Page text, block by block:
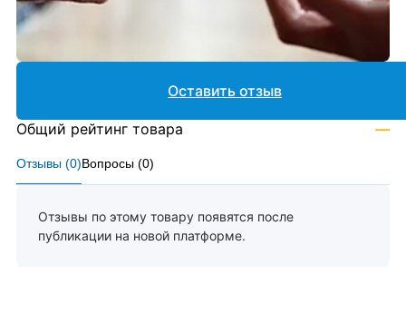
Отзывы (0)Вопросы (0)
Отзывы по этому товару появятся после
публикации на новой платформе.
Оставить отзыв
Общий рейтинг товара —